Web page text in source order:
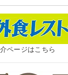
ページはこちら